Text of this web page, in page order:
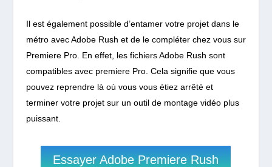
Il est également possible d’entamer votre projet dans le
métro avec Adobe Rush et de le compléter chez vous sur
Premiere Pro. En effet, les fichiers Adobe Rush sont
compatibles avec premiere Pro. Cela signifie que vous
pouvez reprendre là où vous vous étiez arrêté et
terminer votre projet sur un outil de montage vidéo plus
puissant.
Essayer Adobe Premiere Rush